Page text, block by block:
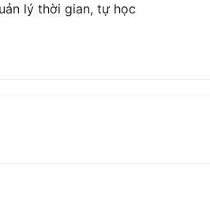
lý thời gian, tự học